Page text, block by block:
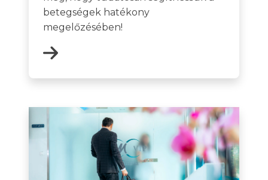
betegségek hatékony
megelőzésében!